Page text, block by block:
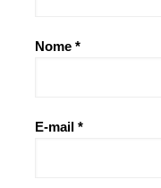
Nome *
E-mail *